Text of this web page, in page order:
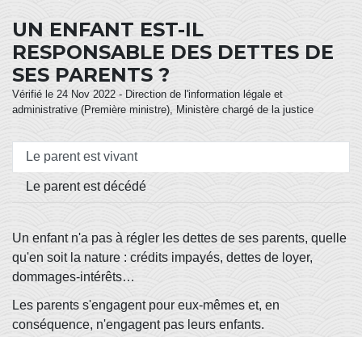
UN ENFANT EST-IL
RESPONSABLE DES DETTES DE
SES PARENTS ?
Vérifié le 24 Nov 2022 - Direction de l'information légale et
administrative (Première ministre), Ministère chargé de la justice
Le parent est vivant
Le parent est décédé
Un enfant n'a pas à régler les dettes de ses parents, quelle
qu'en soit la nature : crédits impayés, dettes de loyer,
dommages-intérêts…
Les parents s'engagent pour eux-mêmes et, en
conséquence, n'engagent pas leurs enfants.